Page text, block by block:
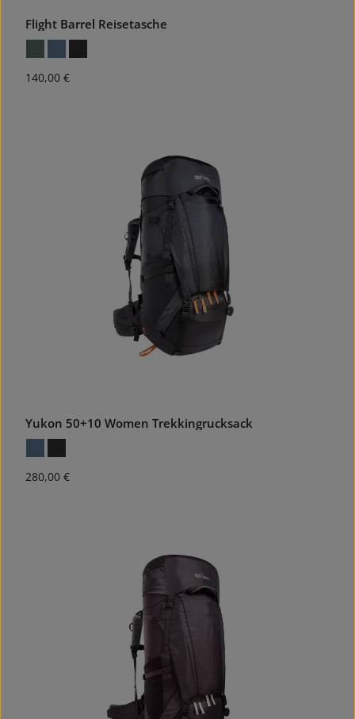
Flight Barrel Reisetasche
Regulärer Preis:
140,00 €
Yukon 50+10 Women Trekkingrucksack
Regulärer Preis:
280,00 €